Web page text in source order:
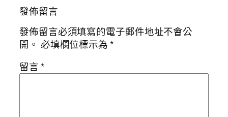
發佈留言
發佈留言必須填寫的電子郵件地址不會公
開。 必填欄位標示為*
留言*